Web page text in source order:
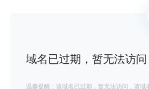
域名已过期，暂无法访问
温馨提醒：该域名已过期，暂无法访问，请域